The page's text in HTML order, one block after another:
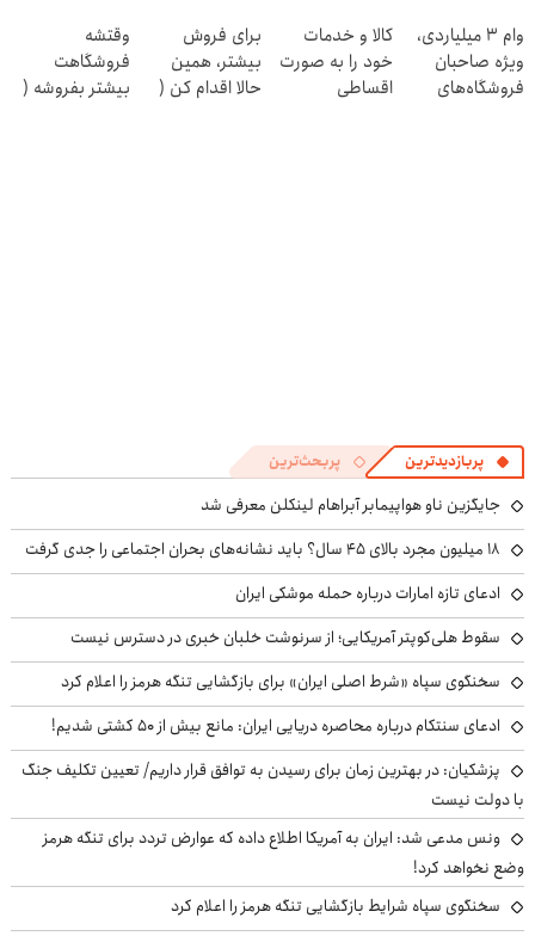
ثبت کن
وام ۳ میلیاردی،
ویژه صاحبان
فروشگاه‌های
کالا و خدمات
خود را به صورت
اقساطی
برای فروش
بیشتر، همین
حالا اقدام کن (
وقتشه
فروشگاهت
بیشتر بفروشه (
پربازدیدترین پربحث‌ترین
جایگزین ناو هواپیمابر آبراهام لینکلن معرفی شد
۱۸ میلیون مجرد بالای ۴۵ سال؟ باید نشانه‌های بحران اجتماعی را جدی گرفت
ادعای تازه امارات درباره حمله موشکی ایران
سقوط هلی‌کوپتر آمریکایی؛ از سرنوشت خلبان خبری در دسترس نیست
سخنگوی سپاه «شرط اصلی ایران» برای بازگشایی تنگه هرمز را اعلام کرد
ادعای سنتکام درباره محاصره دریایی ایران: مانع بیش از ۵۰ کشتی شدیم!
پزشکیان‌: در بهترین زمان برای رسیدن به توافق قرار داریم/ تعیین تکلیف جنگ
با دولت نیست
ونس مدعی شد: ایران به آمریکا اطلاع داده که عوارض تردد برای تنگه هرمز
وضع نخواهد کرد!
سخنگوی سپاه شرایط بازگشایی تنگه هرمز را اعلام کرد